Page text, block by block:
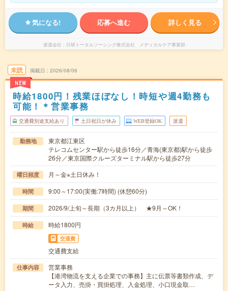
気になる! 応募へ進む 詳しく見る
派遣会社 日研トータルソーシング株式会社 メディカルケア事業部
未読
NEW
掲載日 2026/08/06
時給1800円！残業ほぼなし！時短や週4勤務も
可能！＊営業事務
交通費別途支給あり 土日祝日が休み WEB登録OK 派遣
勤務地
東京都江東区
テレコムセンター駅から徒歩16分／青海(東京都)駅から徒歩
26分／東京国際クルーズターミナル駅から徒歩27分
曜日頻度 月～金※土日休み！
時間 9:00～17:00(実働:7時間) (休憩60分)
期間 2026/9/上旬～長期（3カ月以上） ★9月～OK！
時給 時給1800円
交通費
交通費支給
仕事内容
営業事務
【港湾物流を支える企業での事務】主に伝票等書類作成、デ
ータ入力、売掛・買掛処理、入金処理、小口現金取…